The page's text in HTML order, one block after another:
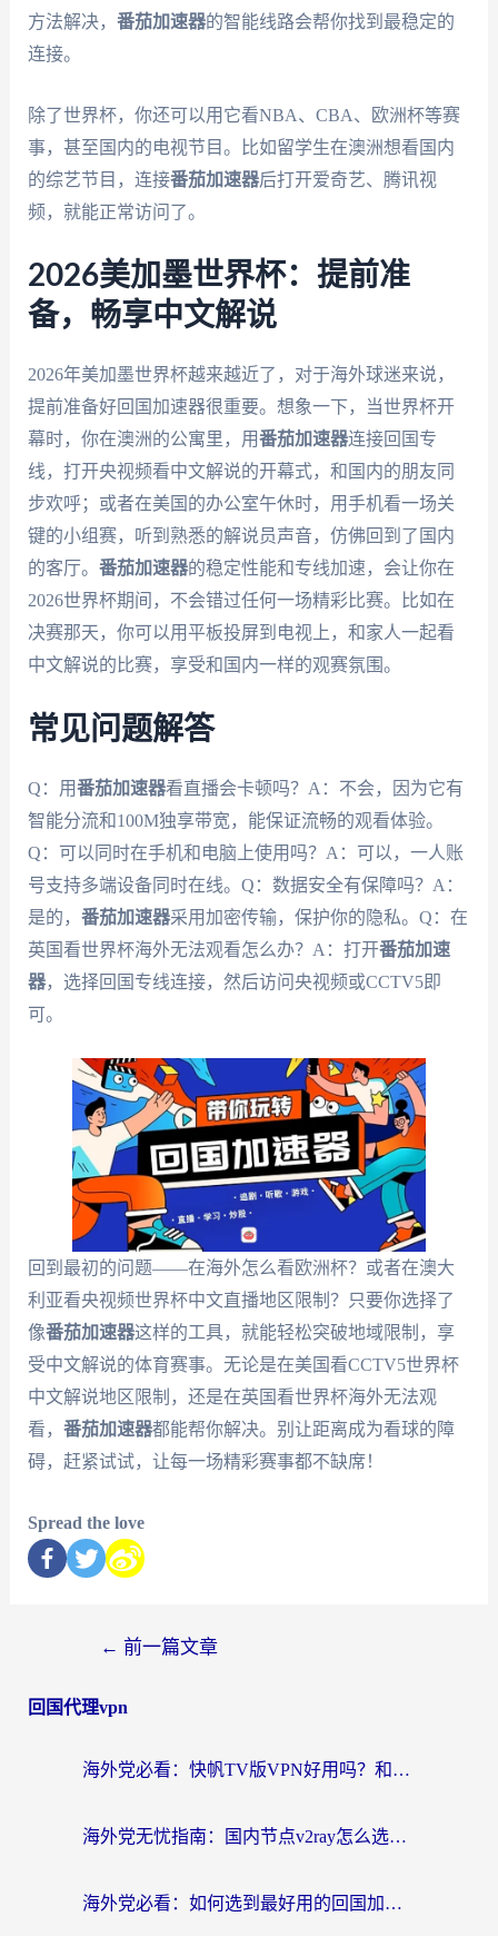
方法解决， 番茄加速器的智能线路会帮你找到最稳定的
连接。
除了世界杯，你还可以用它看NBA、CBA、欧洲杯等赛
事，甚至国内的电视节目。比如留学生在澳洲想看国内
的综艺节目，连接番茄加速器后打开爱奇艺、腾讯视
频，就能正常访问了。
2026美加墨世界杯：提前准
备，畅享中文解说
2026年美加墨世界杯越来越近了，对于海外球迷来说，
提前准备好回国加速器很重要。想象一下，当世界杯开
幕时，你在澳洲的公寓里，用番茄加速器连接回国专
线，打开央视频看中文解说的开幕式，和国内的朋友同
步欢呼；或者在美国的办公室午休时，用手机看一场关
键的小组赛，听到熟悉的解说员声音，仿佛回到了国内
的客厅。 番茄加速器的稳定性能和专线加速，会让你在
2026世界杯期间，不会错过任何一场精彩比赛。比如在
决赛那天，你可以用平板投屏到电视上，和家人一起看
中文解说的比赛，享受和国内一样的观赛氛围。
常见问题解答
Q：用番茄加速器看直播会卡顿吗？A：不会，因为它有
智能分流和100M独享带宽，能保证流畅的观看体验。
Q：可以同时在手机和电脑上使用吗？A：可以，一人账
号支持多端设备同时在线。Q：数据安全有保障吗？A：
是的， 番茄加速器采用加密传输，保护你的隐私。Q：在
英国看世界杯海外无法观看怎么办？A：打开番茄加速
器，选择回国专线连接，然后访问央视频或CCTV5即
可。
回到最初的问题——在海外怎么看欧洲杯？或者在澳大
利亚看央视频世界杯中文直播地区限制？只要你选择了
像番茄加速器这样的工具，就能轻松突破地域限制，享
受中文解说的体育赛事。无论是在美国看CCTV5世界杯
中文解说地区限制，还是在英国看世界杯海外无法观
看， 番茄加速器都能帮你解决。别让距离成为看球的障
碍，赶紧试试，让每一场精彩赛事都不缺席！
Spread the love
← 前一篇文章
回国代理vpn
海外党必看：快帆TV版VPN好用吗？和快游VPN对比哪个回国效果更好？附实用避坑指南
海外党无忧指南：国内节点v2ray怎么选？一键回国VPN+多场景实测帮你避坑
海外党必看：如何选到最好用的回国加速器？从节点到售后的全维度指南